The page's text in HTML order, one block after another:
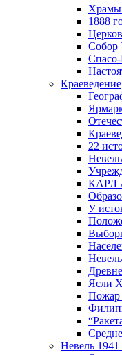
Храмы
1888
Собор
Краеведение
22
КАРЛ
У
Ясли
Пожар
Невель 1941